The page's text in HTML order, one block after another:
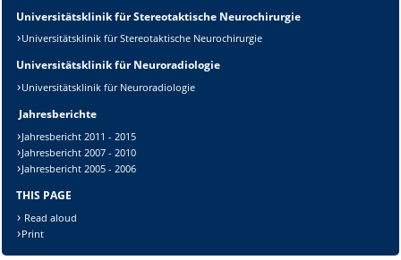
Sicherheitsabfrage:
Lösung:
Universitätsklinik für Stereotaktische Neurochirurgie
Universitätsklinik für Stereotaktische Neurochirurgie
Universitätsklinik für Neuroradiologie
Universitätsklinik für Neuroradiologie
Jahresberichte
Jahresbericht 2011 - 2015
Jahresbericht 2007 - 2010
Jahresbericht 2005 - 2006
THIS PAGE
Read aloud
Print